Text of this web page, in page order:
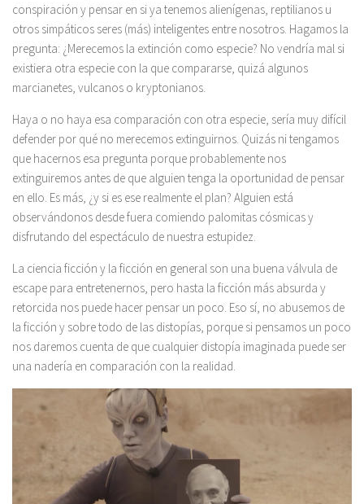
conspiración y pensar en si ya tenemos alienígenas, reptilianos u
otros simpáticos seres (más) inteligentes entre nosotros. Hagamos la
pregunta: ¿Merecemos la extinción como especie? No vendría mal si
existiera otra especie con la que compararse, quizá algunos
marcianetes, vulcanos o kryptonianos.
Haya o no haya esa comparación con otra especie, sería muy difícil
defender por qué no merecemos extinguirnos. Quizás ni tengamos
que hacernos esa pregunta porque probablemente nos
extinguiremos antes de que alguien tenga la oportunidad de pensar
en ello. Es más, ¿y si es ese realmente el plan? Alguien está
observándonos desde fuera comiendo palomitas cósmicas y
disfrutando del espectáculo de nuestra estupidez.
La ciencia ficción y la ficción en general son una buena válvula de
escape para entretenernos, pero hasta la ficción más absurda y
retorcida nos puede hacer pensar un poco. Eso sí, no abusemos de
la ficción y sobre todo de las distopías, porque si pensamos un poco
nos daremos cuenta de que cualquier distopía imaginada puede ser
una nadería en comparación con la realidad.